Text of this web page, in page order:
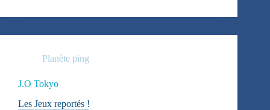
Planète ping
J.O Tokyo
Les Jeux reportés !